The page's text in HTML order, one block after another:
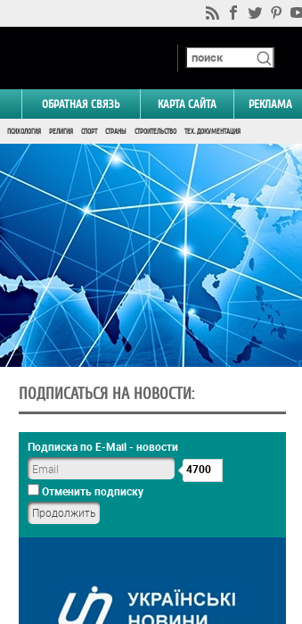
ОБРАТНАЯ СВЯЗЬ КАРТА САЙТА РЕКЛАМА
ПСИХОЛОГИЯ РЕЛИГИЯ СПОРТ СТРАНЫ СТРОИТЕЛЬСТВО ТЕХ. ДОКУМЕНТАЦИЯ
ПОДПИСАТЬСЯ НА НОВОСТИ:
Подписка по E-Mail - новости
4700
Отменить подписку